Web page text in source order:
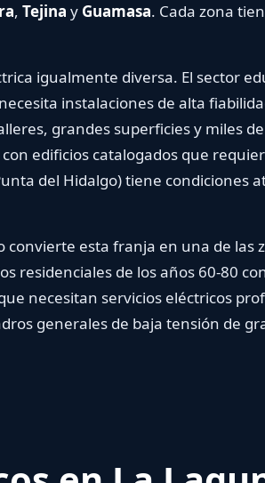
,TejinayGuamasa. Cada zona
igualmente diversa. El sector
instalaciones de alta
grandes superficies y miles de
edificios catalogados que
del Hidalgo) tiene condiciones
esta franja en una de las
residenciales de los años 60-80
necesitan servicios eléctricos
generales de baja tensión de